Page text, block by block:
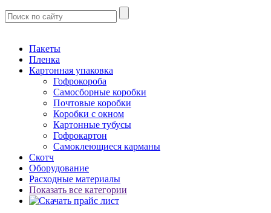
Пакеты
Пленка
Картонная упаковка
Гофрокороба
Самосборные коробки
Почтовые коробки
Коробки с окном
Картонные тубусы
Гофрокартон
Самоклеющиеся карманы
Скотч
Оборудование
Расходные материалы
Показать все категории